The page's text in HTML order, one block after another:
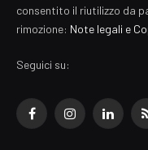
consentito il riutilizzo da
rimozione: Note legali e
Seguici su:
FacebookInstagramLinkedIn